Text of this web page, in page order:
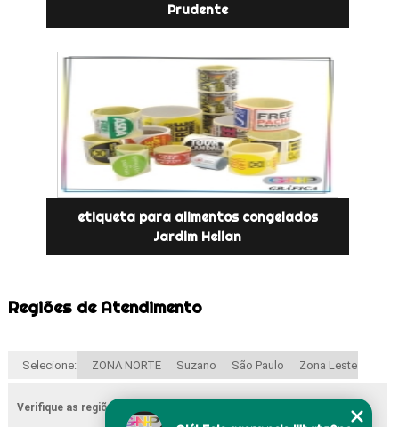
Prudente
etiqueta para alimentos congelados
Jardim Helian
Regiões de Atendimento
Selecione: ZONA NORTE Suzano São Paulo Zona Leste
Verifique as regiões que atendemos